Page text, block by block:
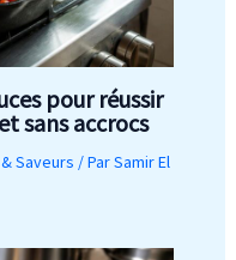
pour réussir
sans accrocs
Saveurs / ParSamir El